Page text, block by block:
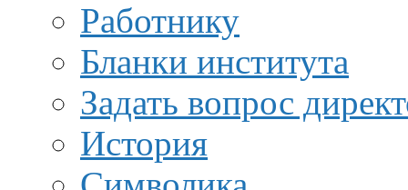
Работнику
Бланки института
Задать вопрос
История